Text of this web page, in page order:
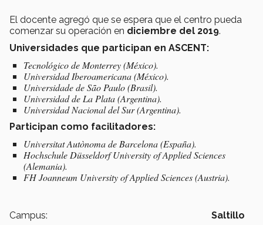
El docente agregó que se espera que el centro pueda
comenzar su operación en diciembre del 2019.
Universidades que participan en ASCENT:
Tecnológico de Monterrey (México).
Universidad Iberoamericana (México).
Universidade de São Paulo (Brasil).
Universidad de La Plata (Argentina).
Universidad Nacional del Sur (Argentina).
Participan como facilitadores:
Universitat Autònoma de Barcelona (España).
Hochschule Düsseldorf University of Applied Sciences
(Alemania).
FH Joanneum University of Applied Sciences (Austria).
Campus: Saltillo